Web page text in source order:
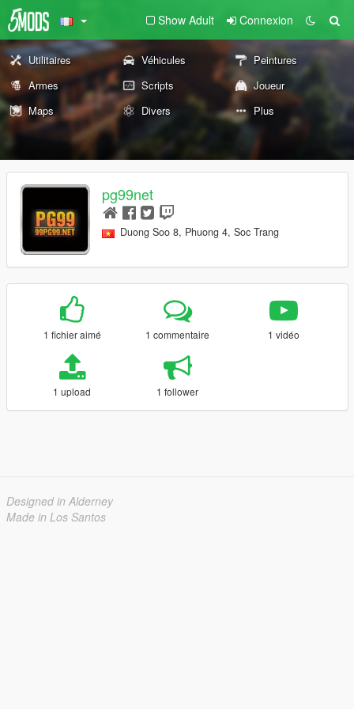
Show Adult Connexion
Utilitaires Véhicules
Peintures
Armes
Scripts
Joueur
Maps
Divers Plus
pg99net
Duong Soo 8, Phuong 4, Soc Trang
1 fichier aimé 1 commentaire 1 vidéo
1 upload 1 follower
Designed in Alderney
Made in Los Santos